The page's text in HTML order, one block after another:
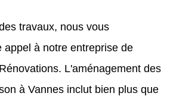
travaux, nous vous
appel à notre entreprise de
L'aménagement des
à Vannes inclut bien plus que